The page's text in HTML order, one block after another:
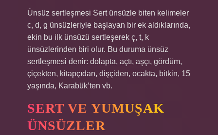
Ünsüz sertleşmesi Sert ünsüzle biten kelimeler
c, d, g ünsüzleriyle başlayan bir ek aldıklarında,
ekin bu ilk ünsüzü sertleşerek ç, t, k
ünsüzlerinden biri olur. Bu duruma ünsüz
sertleşmesi denir: dolapta, açtı, aşçı, gördüm,
çiçekten, kitapçıdan, dişçiden, ocakta, bitkin, 15
yaşında, Karabük’ten vb.
SERT VE YUMUŞAK
ÜNSÜZLER